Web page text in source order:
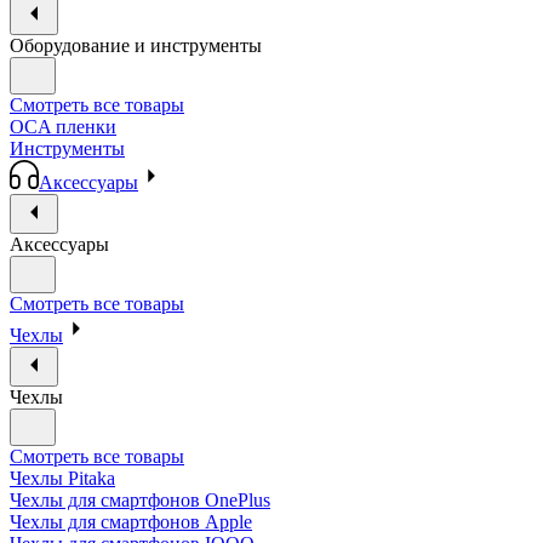
Оборудование и инструменты
Смотреть все товары
OCA пленки
Инструменты
Аксессуары
Аксессуары
Смотреть все товары
Чехлы
Чехлы
Смотреть все товары
Чехлы Pitaka
Чехлы для смартфонов OnePlus
Чехлы для смартфонов Apple